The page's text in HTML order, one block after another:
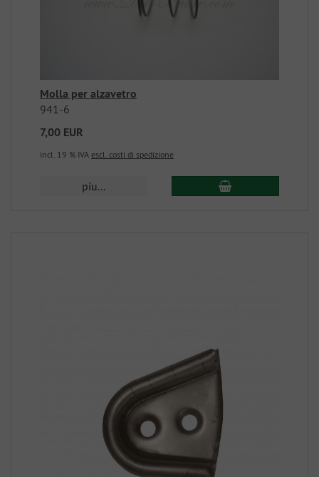
Molla per alzavetro
941-6
7,00 EUR
incl. 19 % IVA escl. costi di spedizione
piu...